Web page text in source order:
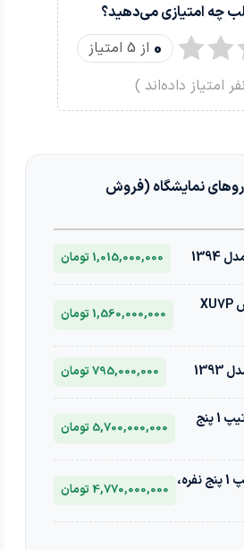
چه امتیازی می‌دهید؟
0 از 5 امتیاز
نفر امتیاز داده‌اند )
نمایشگاه (فروش
1,015,000,000 تومان
سمند، سورن، پلاس XU7P
1,560,000,000 تومان
795,000,000 تومان
فیدلیتی، پرستیژ، تیپ 1 پنج
5,700,000,000 تومان
فیدلیتی، الیت، تیپ 1 پنج نفره،
4,770,000,000 تومان